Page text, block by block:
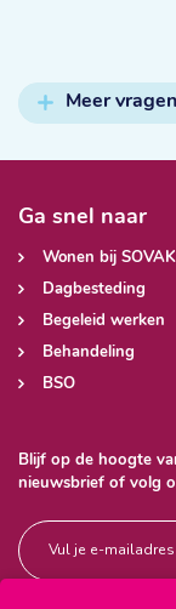
Meer vragen
Blijf op de hoogte
nieuwsbrief of volg
Ga snel naar
Wonen bij SOVAK
Dagbesteding
Begeleid werken
Behandeling
BSO